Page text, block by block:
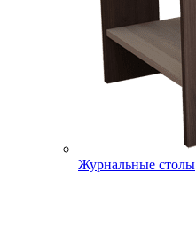
Журнальные столы